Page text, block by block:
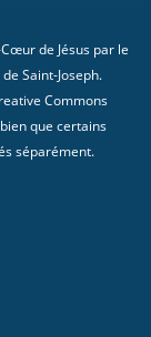
de Jésus par le
Saint-Joseph.
Commons
que certains
séparément.